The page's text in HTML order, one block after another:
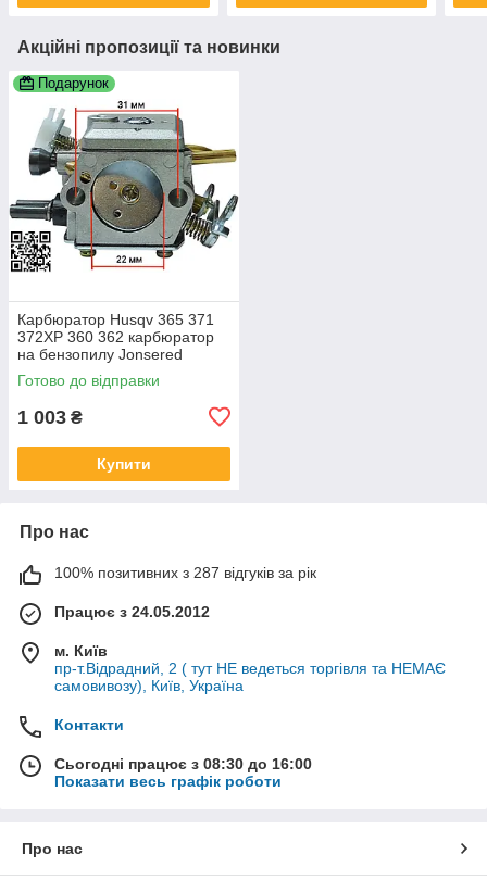
Акційні пропозиції та новинки
Подарунок
Карбюратор Husqv 365 371
372XP 360 362 карбюратор
на бензопилу Jonsered
CS2065 HU 365 372 HD-12
HD-6 5032818-01 503 28 32-
Готово до відправки
1 003 ₴
Купити
Про нас
100% позитивних з 287 відгуків за рік
Працює з 24.05.2012
м. Київ
пр-т.Відрадний, 2 ( тут НЕ ведеться торгівля та НЕМАЄ
самовивозу), Київ, Україна
Контакти
Сьогодні працює з 08:30 до 16:00
Показати весь графік роботи
Про нас